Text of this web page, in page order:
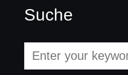
Suche